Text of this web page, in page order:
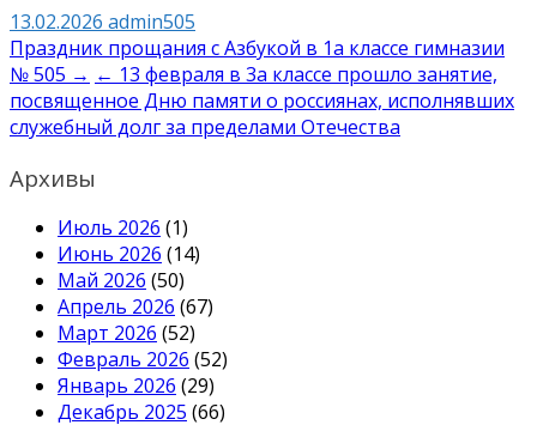
13.02.2026 admin505
Навигация
по
записям
Праздник прощания с Азбукой в 1а классе гимназии
№ 505 → ← 13 февраля в 3а классе прошло занятие,
посвященное Дню памяти о россиянах, исполнявших
служебный долг за пределами Отечества
Архивы
Июль 2026 (1)
Июнь 2026 (14)
Май 2026 (50)
Апрель 2026 (67)
Март 2026 (52)
Февраль 2026 (52)
Январь 2026 (29)
Декабрь 2025 (66)